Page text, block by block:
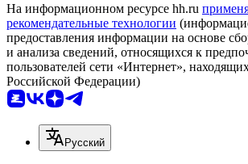
На информационном ресурсе hh.ru
рекомендательные технологии
предоставления информации на основе
и анализа сведений, относящихся к
пользователей сети «Интернет»,
Российской Федерации)
Русский